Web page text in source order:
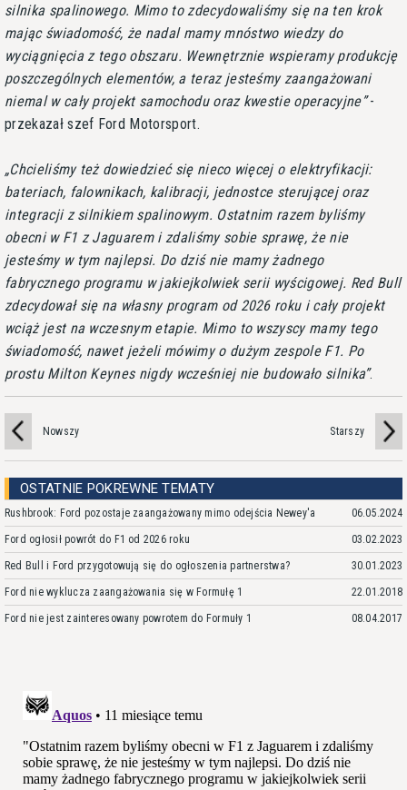
silnika spalinowego. Mimo to zdecydowaliśmy się na ten krok
mając świadomość, że nadal mamy mnóstwo wiedzy do
wyciągnięcia z tego obszaru. Wewnętrznie wspieramy produkcję
poszczególnych elementów, a teraz jesteśmy zaangażowani
niemal w cały projekt samochodu oraz kwestie operacyjne -
przekazał szef Ford Motorsport.
Chcieliśmy też dowiedzieć się nieco więcej o elektryfikacji:
bateriach, falownikach, kalibracji, jednostce sterującej oraz
integracji z silnikiem spalinowym. Ostatnim razem byliśmy
obecni w F1 z Jaguarem i zdaliśmy sobie sprawę, że nie
jesteśmy w tym najlepsi. Do dziś nie mamy żadnego
fabrycznego programu w jakiejkolwiek serii wyścigowej. Red Bull
zdecydował się na własny program od 2026 roku i cały projekt
wciąż jest na wczesnym etapie. Mimo to wszyscy mamy tego
świadomość, nawet jeżeli mówimy o dużym zespole F1. Po
prostu Milton Keynes nigdy wcześniej nie budowało silnika .
Nowszy Starszy
OSTATNIE POKREWNE TEMATY
Rushbrook: Ford pozostaje zaangażowany mimo odejścia Newey'a 06.05.2024
Ford ogłosił powrót do F1 od 2026 roku 03.02.2023
Red Bull i Ford przygotowują się do ogłoszenia partnerstwa? 30.01.2023
Ford nie wyklucza zaangażowania się w Formułę 1 22.01.2018
Ford nie jest zainteresowany powrotem do Formuły 1 08.04.2017